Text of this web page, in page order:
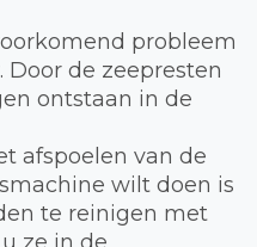
probleem
de zeepresten
ontstaan in de
afspoelen van de
wilt doen is
te reinigen met